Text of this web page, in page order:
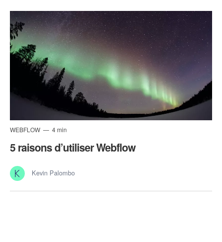
WEBFLOW 4 min
5 raisons d’utiliser Webflow
Kevin Palombo